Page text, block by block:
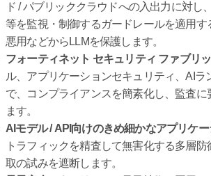
ド / パブリッククラウドへの入出力に対
等を監視・制御するガードレールを適用
悪用などからLLMを保護します。
フォーティネット セキュリティ ファブリ
ル、アプリケーションセキュリティ、AI
で、コンプライアンスを簡素化し、監査
ます。
AIモデル / API向けのきめ細かなアプリケ
トラフィックを精査して無害化する多層
取の試みを遮断します。